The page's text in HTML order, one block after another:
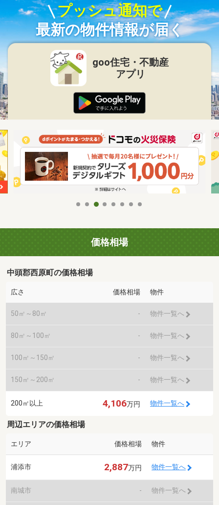
プッシュ通知で
最新の物件情報が届く
goo住宅・不動産
アプリ
価格相場
中頭郡西原町の価格相場
広さ 価格相場 物件
50㎡～80㎡ - 物件一覧へ
80㎡～100㎡ - 物件一覧へ
100㎡～150㎡ - 物件一覧へ
150㎡～200㎡ - 物件一覧へ
200㎡以上 4,106万円 物件一覧へ
周辺エリアの価格相場
エリア 価格相場 物件
浦添市 2,887万円 物件一覧へ
南城市 - 物件一覧へ